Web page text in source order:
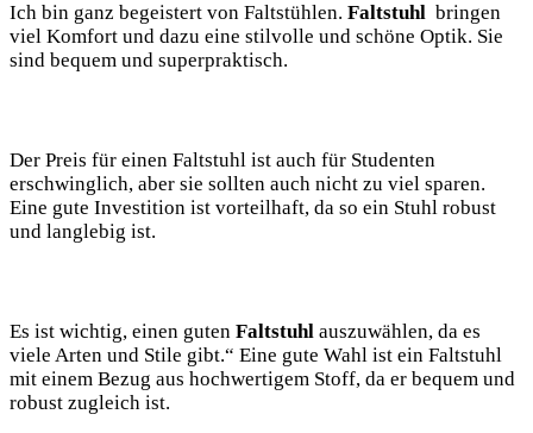
Ich ⁤bin‌ ganz begeistert von ⁢Faltstühlen. Faltstuhl ‌ bringen
viel Komfort und dazu eine ⁣stilvolle‍ und ‍schöne⁤ Optik. Sie
sind bequem und superpraktisch.
Der Preis für einen Faltstuhl ist ‌auch für Studenten‌
erschwinglich, aber sie sollten auch nicht zu viel sparen.
Eine gute Investition ist vorteilhaft, da so ein Stuhl⁤ robust
und langlebig ist.
Es⁢ ist wichtig, einen guten Faltstuhl auszuwählen, da‍ es
viele‌ Arten und‌ Stile​ gibt.“ Eine⁢ gute Wahl ​ist ein Faltstuhl
mit einem Bezug aus hochwertigem Stoff, da ​er bequem und
robust​ zugleich⁣ ist.